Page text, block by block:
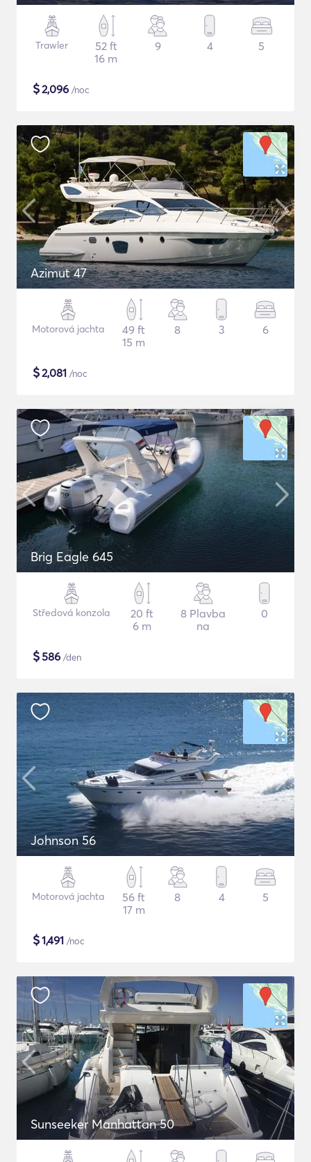
Trawler
52 ft
16 m
9 4 5
$2,096 /noc
Azimut 47
Motorová jachta
49 ft
15 m
8 3 6
$2,081 /noc
Brig Eagle 645
Středová konzola
20 ft
6 m
8 Plavba
na
0
$586 /den
Johnson 56
Motorová jachta
56 ft
17 m
8 4 5
$1,491 /noc
Sunseeker Manhattan 50